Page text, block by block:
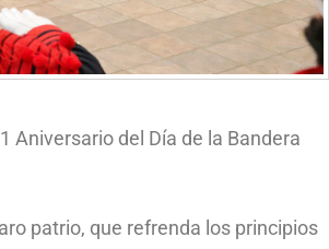
del Día de la Bandera
patrio, que refrenda los principios